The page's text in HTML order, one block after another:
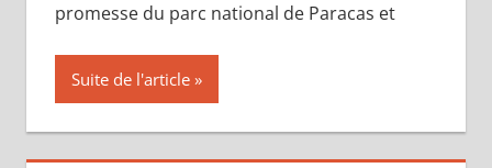
promesse du parc national de Paracas et
Suite de l'article